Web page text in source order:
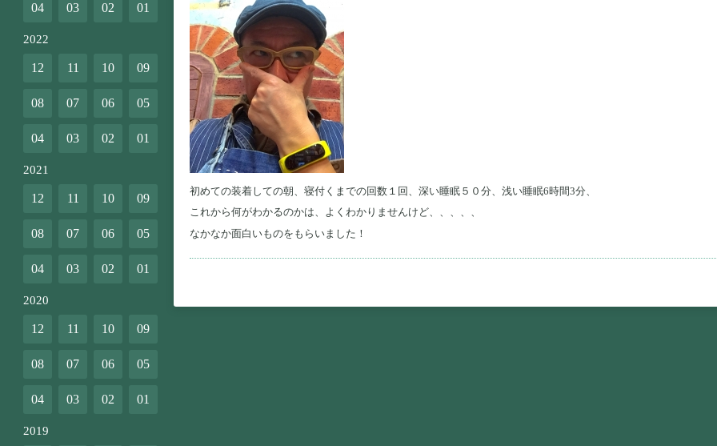
初めての装着しての朝、寝付くまでの回数１回、深い睡眠５０分、浅い睡眠6時間3分、
これから何がわかるのかは、よくわかりませんけど、、、、、
なかなか面白いものをもらいました！
04 03 02 01
2022
12 11 10 09
08 07 06 05
04 03 02 01
2021
12 11 10 09
08 07 06 05
04 03 02 01
2020
12 11 10 09
08 07 06 05
04 03 02 01
2019